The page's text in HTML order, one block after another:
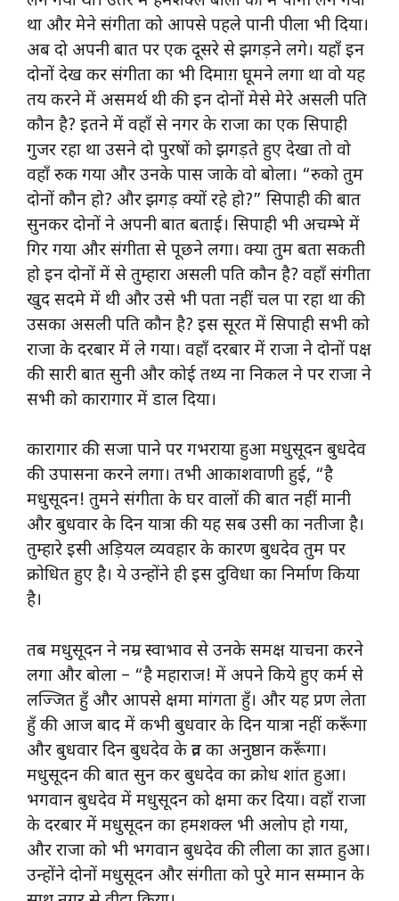
था और मेने संगीता को आपसे पहले पानी पीला भी दिया।
अब दो अपनी बात पर एक दूसरे से झगड़ने लगे। यहाँ इन
दोनों देख कर संगीता का भी दिमाग़ घूमने लगा था वो यह
तय करने में असमर्थ थी की इन दोनों मेसे मेरे असली पति
कौन है? इतने में वहाँ से नगर के राजा का एक सिपाही
गुजर रहा था उसने दो पुरषों को झगड़ते हुए देखा तो वो
वहाँ रुक गया और उनके पास जाके वो बोला। “रुको तुम
दोनों कौन हो? और झगड़ क्यों रहे हो?” सिपाही की बात
सुनकर दोनों ने अपनी बात बताई। सिपाही भी अचम्भे में
गिर गया और संगीता से पूछने लगा। क्या तुम बता सकती
हो इन दोनों में से तुम्हारा असली पति कौन है? वहाँ संगीता
खुद सदमे में थी और उसे भी पता नहीं चल पा रहा था की
उसका असली पति कौन है? इस सूरत में सिपाही सभी को
राजा के दरबार में ले गया। वहाँ दरबार में राजा ने दोनों पक्ष
की सारी बात सुनी और कोई तथ्य ना निकल ने पर राजा ने
सभी को कारागार में डाल दिया।
कारागार की सजा पाने पर गभराया हुआ मधुसूदन बुधदेव
की उपासना करने लगा। तभी आकाशवाणी हुई, “है
मधुसूदन! तुमने संगीता के घर वालों की बात नहीं मानी
और बुधवार के दिन यात्रा की यह सब उसी का नतीजा है।
तुम्हारे इसी अड़ियल व्यवहार के कारण बुधदेव तुम पर
क्रोधित हुए है। ये उन्होंने ही इस दुविधा का निर्माण किया
है।
तब मधुसूदन ने नम्र स्वाभाव से उनके समक्ष याचना करने
लगा और बोला – “है महाराज! में अपने किये हुए कर्म से
लज्जित हुँ और आपसे क्षमा मांगता हुँ। और यह प्रण लेता
हुँ की आज बाद में कभी बुधवार के दिन यात्रा नहीं करूँगा
और बुधवार दिन बुधदेव के व्रत का अनुष्ठान करूँगा।
मधुसूदन की बात सुन कर बुधदेव का क्रोध शांत हुआ।
भगवान बुधदेव में मधुसूदन को क्षमा कर दिया। वहाँ राजा
के दरबार में मधुसूदन का हमशक्ल भी अलोप हो गया,
और राजा को भी भगवान बुधदेव की लीला का ज्ञात हुआ।
उन्होंने दोनों मधुसूदन और संगीता को पुरे मान सम्मान के